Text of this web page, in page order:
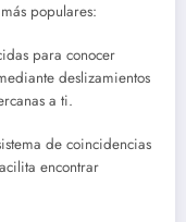
populares:
para conocer
deslizamientos
a ti.
de coincidencias
encontrar